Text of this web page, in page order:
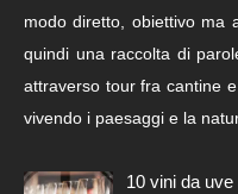
modo diretto, obiettivo ma
quindi una raccolta di
attraverso tour fra cantine
vivendo i paesaggi e la
10 vini da